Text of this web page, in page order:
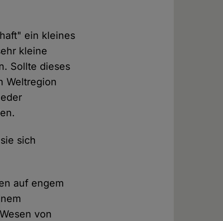
ein kleines
kleine
Sollte dieses
Weltregion
sich
auf engem
von